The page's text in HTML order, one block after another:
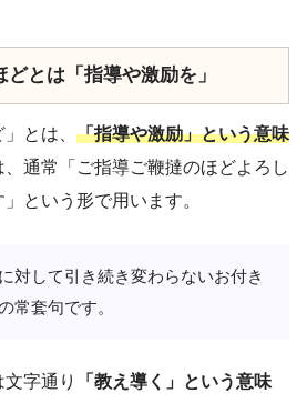
とは「指導や激励を」
とは、 「指導や激励」という意味
通常「ご指導ご鞭撻のほどよろし
という形で用います。
対して引き続き変わらないお付き
常套句です。
字通り 「教え導く」という意味